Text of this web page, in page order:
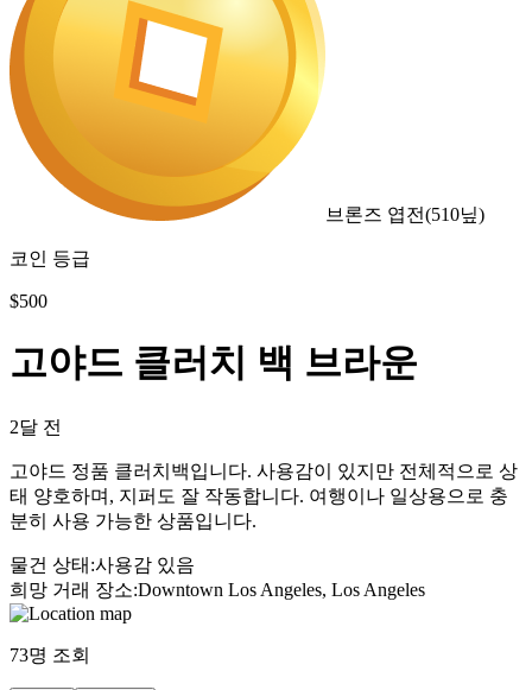
브론즈 엽전(510닢)
코인 등급
$500
고야드 클러치 백 브라운
2달 전
고야드 정품 클러치백입니다. 사용감이 있지만 전체적으로 상
태 양호하며, 지퍼도 잘 작동합니다. 여행이나 일상용으로 충
분히 사용 가능한 상품입니다.
물건 상태 :사용감 있음
희망 거래 장소:Downtown Los Angeles, Los Angeles
73명 조회